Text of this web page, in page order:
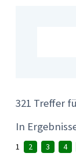
321 Treffer
In
1 2 3 4